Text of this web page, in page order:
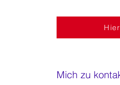
Mich zu